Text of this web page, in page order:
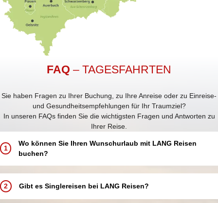
FAQ – TAGESFAHRTEN
Sie haben Fragen zu Ihrer Buchung, zu Ihre Anreise oder zu Einreise-
und Gesundheitsempfehlungen für Ihr Traumziel?
In unseren FAQs finden Sie die wichtigsten Fragen und Antworten zu
Ihrer Reise.
1
Wo können Sie Ihren Wunschurlaub mit LANG Reisen
buchen?
Buchen Sie Ihren Traumurlaub ganz einfach und bequem:
In einem unserer 5 LANG Reisebüros in Annaberg-Buchholz, Aue,
Chemnitz, Schwarzenberg und Zwickau
2 Gibt es Singlereisen bei LANG Reisen?